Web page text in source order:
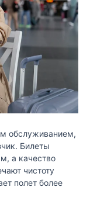
обслуживанием,
Билеты
а качество
чистоту
полет более